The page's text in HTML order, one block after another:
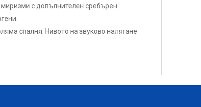
с допълнителен сребърен
спалня. Нивото на звуково налягане